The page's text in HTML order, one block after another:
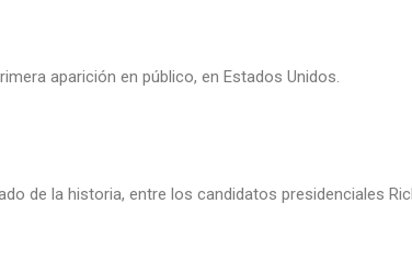
aparición en público, en Estados Unidos.
de la historia, entre los candidatos presidenciales